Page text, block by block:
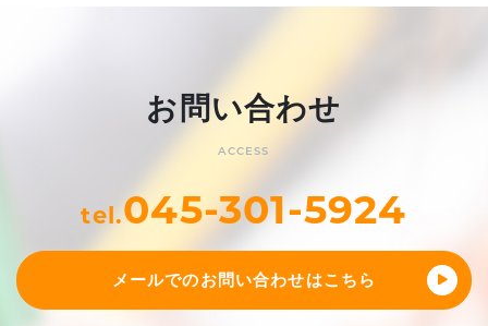
お問い合わせ
ACCESS
tel.045-301-5924
メールでのお問い合わせはこちら